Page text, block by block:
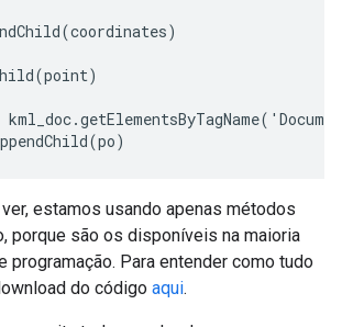
(coordinates)
(point)
kml_doc.getElementsByTagName( '
(po)
estamos usando apenas métodos
porque são os disponíveis na maioria
programação. Para entender como tudo
do código aqui.